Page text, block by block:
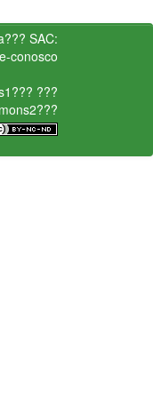
SAC:
conosco
???